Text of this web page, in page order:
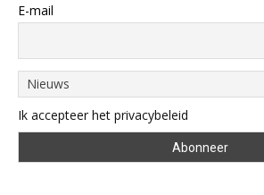
E-mail
Ik accepteer het privacybeleid